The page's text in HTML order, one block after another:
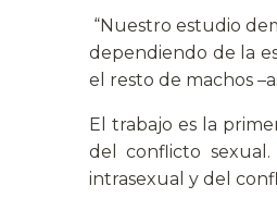
“Nuestro estudio
dependiendo de la
el resto de machos
El trabajo es la
del conflicto
intrasexual y del